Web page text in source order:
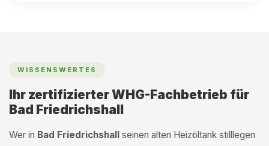
WISSENSWERTES
Ihr zertifizierter WHG-Fachbetrieb für
Bad Friedrichshall
Wer in Bad Friedrichshall seinen alten Heizöltank stilllegen